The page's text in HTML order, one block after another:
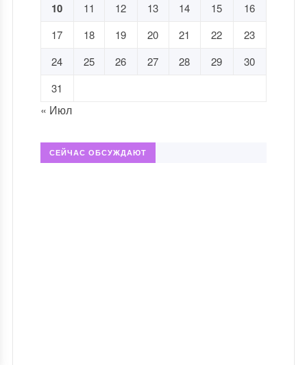
10 11 12 13 14 15
16
17
18 19 20 21 22
23
24
25 26 27 28 29
30
31
« Июл
СЕЙЧАС ОБСУЖДАЮТ